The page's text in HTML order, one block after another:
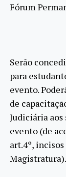
Fórum
Serão
para
evento.
de
Judiciária
evento (de
art.4º,
Magistratura).